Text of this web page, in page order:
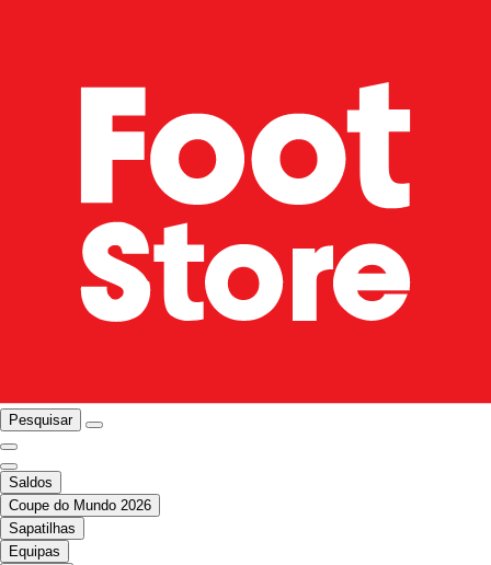
Pesquisar
Saldos
Coupe do Mundo 2026
Sapatilhas
Equipas